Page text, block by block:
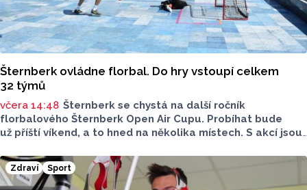
Šternberk ovládne florbal. Do hry vstoupí celkem
32 týmů
včera 14:48 Šternberk se chystá na další ročník
florbalového Šternberk Open Air Cupu. Probíhat bude
už příští víkend, a to hned na několika místech. S akcí jsou
favorita?
Zdraví Sport